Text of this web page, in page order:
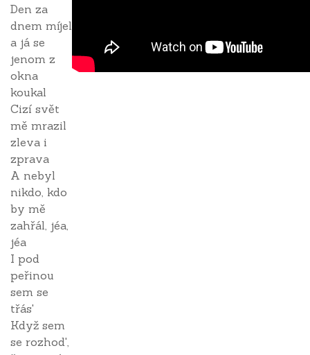
Den za
dnem míjel
a já se
jenom z
okna
koukal
Cizí svět
mě mrazil
zleva i
zprava
A nebyl
nikdo, kdo
by mě
zahřál, jéa,
jéa
I pod
peřinou
sem se
třás'
Když sem
se rozhod',